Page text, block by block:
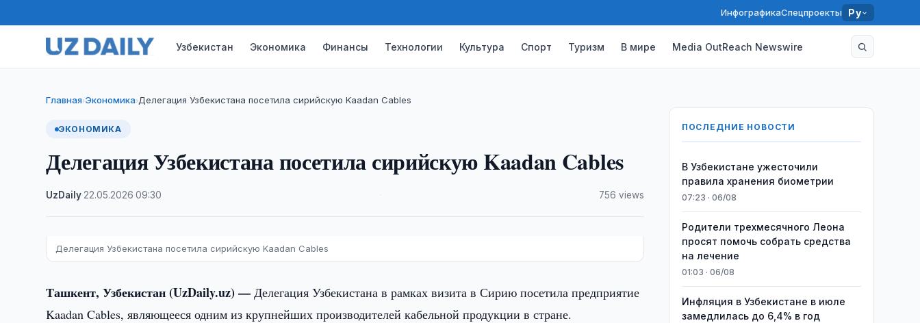
ИнфографикаСпецпроекты Ру
Узбекистан Экономика Финансы Технологии Культура Спорт Туризм В мире Media OutReach Newswire
Главная›Экономика›Делегация Узбекистана посетила сирийскую Kaadan Cables
ЭКОНОМИКА
Делегация Узбекистана посетила сирийскую Kaadan Cables
UzDaily 22.05.2026 ·09:30 756 views
Делегация Узбекистана посетила сирийскую Kaadan Cables
Ташкент, Узбекистан (UzDaily.uz) —Делегация Узбекистана в рамках визита в Сирию посетила предприятие
Kaadan Cables, являющееся одним из крупнейших производителей кабельной продукции в стране.
ПОСЛЕДНИЕ НОВОСТИ
В Узбекистане ужесточили
правила хранения биометрии
07:23 · 06/08
Родители трехмесячного Леона
просят помочь собрать средства
на лечение
01:03 · 06/08
Инфляция в Узбекистане в июле
замедлилась до 6,4% в год